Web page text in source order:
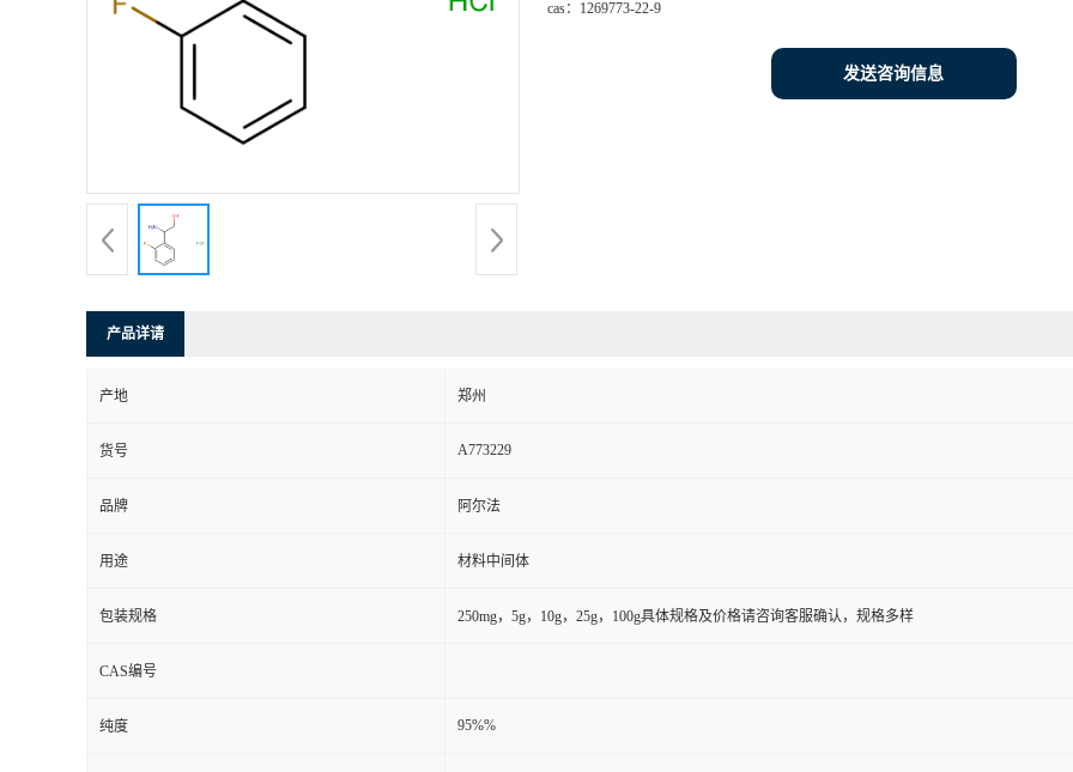
cas： 1269773-22-9
发送咨询信息
产品详请
产地 郑州
货号 A773229
品牌 阿尔法
用途 材料中间体
包装规格 250mg，5g，10g，25g，100g具体规格及价格请咨询客服确认，规格多样
CAS编号
纯度 95%%